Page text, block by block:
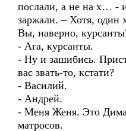
послали, а не на х… -
заржали. – Хотя, один
Вы, наверно,
- Ага, курсанты.
- Ну и зашибись.
вас звать-то, кстати?
- Василий.
- Андрей.
- Меня Женя. Это
матросов.